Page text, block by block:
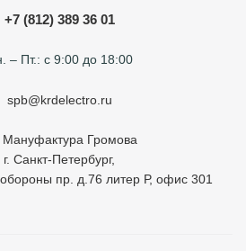
+7 (812) 389 36 01
– Пт.: с 9:00 до 18:00
spb@krdelectro.ru
Громова
г. Санкт-Петербург,
пр. д.76 литер Р, офис 301